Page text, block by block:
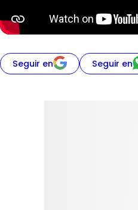
Seguir en Seguir en